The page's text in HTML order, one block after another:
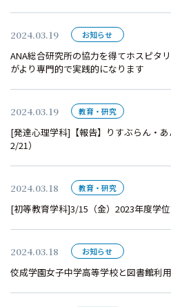
2024.03.19 お知らせ
ANA総合研究所の協力を得てホスピタ
がより専門的で実践的になります
2024.03.19 教育・研究
[発達心理学科]【報告】りすぶらん・
2/21）
2024.03.18 教育・研究
[初等教育学科]3/15（金）2023年度学
2024.03.18 お知らせ
佼成学園女子中学高等学校と図書館利